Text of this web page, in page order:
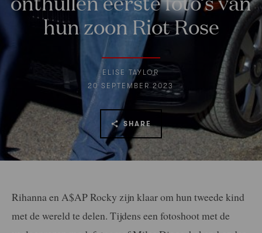
hun zoon Riot Rose
ELISE TAYLOR
20 SEPTEMBER 2023
SHARE
Rihanna en A$AP Rocky zijn klaar om hun tweede kind
met de wereld te delen. Tijdens een fotoshoot met de